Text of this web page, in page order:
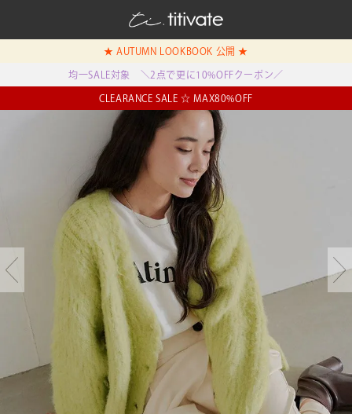
★ AUTUMN LOOKBOOK 公開 ★
均一SALE対象 ＼2点で更に10%OFFクーポン／
CLEARANCE SALE ☆ MAX80%OFF